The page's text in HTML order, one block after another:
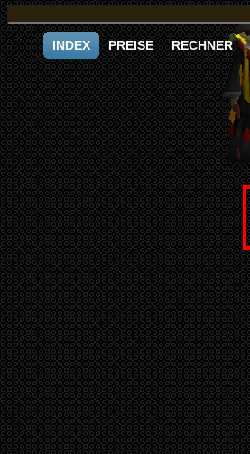
INDEX PREISE RECHNER